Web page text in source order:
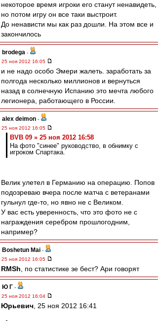
некоторое время игроки его станут ненавидеть,
но потом игру он все таки выстроит.
До ненависти мы как раз дошли. На этом все и
закончилось
brodega -
25 ноя 2012 16:05
и не надо особо Эмери жалеть. заработать за
полгода несколько миллионов и вернуться
назад в солнечную Испанию это мечта любого
легионера, работающего в России.
alex deimon -
25 ноя 2012 16:05
BVB 09 » 25 ноя 2012 16:58
На фото "синее" руководство, в обнимку с
игроком Спартака.
Велик улетел в Германию на операцию. Попов
подозреваю вчера после матча с ветеранами
гульнул где-то, но явно не с Великом.
У вас есть уверенность, что это фото не с
награждения серебром прошлогодним,
например?
Boshetun Mai -
25 ноя 2012 16:05
RMSh , по статистике зе бест? Ари говорят
Ю Г -
25 ноя 2012 16:04
Юрьевич , 25 ноя 2012 16:41